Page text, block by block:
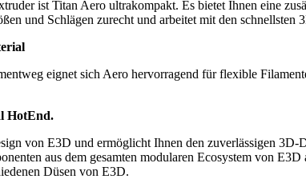
ist Titan Aero ultrakompakt. Es bietet Ihnen eine
und Schlägen zurecht und arbeitet mit den schnellsten
eignet sich Aero hervorragend für flexible
HotEnd.
von E3D und ermöglicht Ihnen den zuverlässigen
aus dem gesamten modularen Ecosystem von
Düsen von E3D.